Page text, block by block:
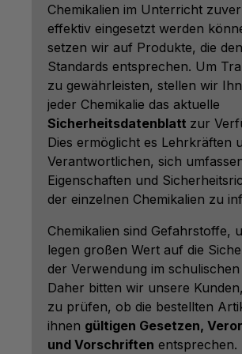
Chemikalien im Unterricht
effektiv eingesetzt werden
setzen wir auf Produkte, die
Standards entsprechen. Um
zu gewährleisten, stellen wir
jeder Chemikalie das aktuelle
Sicherheitsdatenblatt zur
Dies ermöglicht es Lehrkräften
Verantwortlichen, sich
Eigenschaften und
der einzelnen Chemikalien zu
Chemikalien sind Gefahrstoffe,
legen großen Wert auf die
der Verwendung im
Daher bitten wir unsere
zu prüfen, ob die bestellten
ihnen gültigen Gesetzen,
und Vorschriften entsprechen.